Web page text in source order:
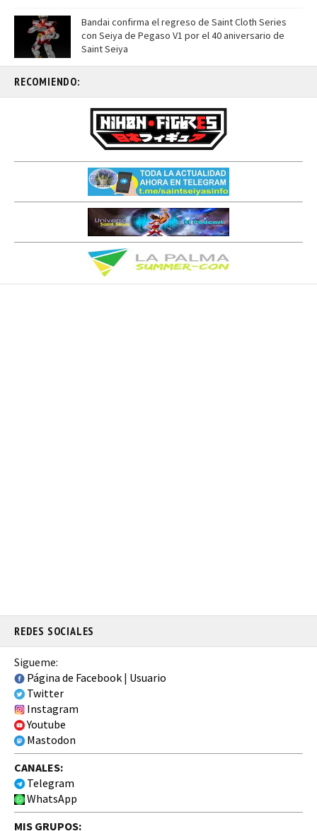
Bandai confirma el regreso de Saint Cloth Series
con Seiya de Pegaso V1 por el 40 aniversario de
Saint Seiya
RECOMIENDO:
REDES SOCIALES
Sigueme:
Página de Facebook | Usuario
Twitter
Instagram
Youtube
Mastodon
CANALES:
Telegram
WhatsApp
MIS GRUPOS: